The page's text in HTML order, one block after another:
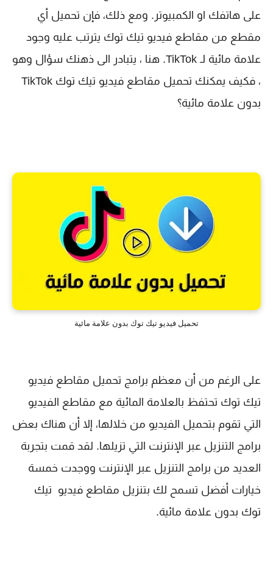
على هاتفك او الكمبيوتر. ومع ذلك، فإن تحميل أي
مقطع من مقاطع فيديو تيك توك يترتب عليه وجود
علامة مائية لـ TikTok. هنا ، يتبادر الى ذهنك سؤال وهو
، فكيف يمكنك تحميل مقاطع فيديو تيك توك TikTok
بدون علامة مائية؟
تحميل فيديو تيك توك بدون علامة مائية
على الرغم من أن معظم برامج تحميل مقاطع فيديو
تيك توك تحتفظ بالعلامة المائية مع مقاطع الفيديو
التي تقوم بتحميل الفيديو من خلالها، إلا أن هناك بعض
برامج التنزيل عبر الإنترنت التي تزيلها. لقد قمت بتجربة
العديد من برامج التنزيل عبر الإنترنت ووجدت خمسة
خيارات أفضل تسمح لك بتنزيل مقاطع فيديو تيك
توك بدون علامة مائية.